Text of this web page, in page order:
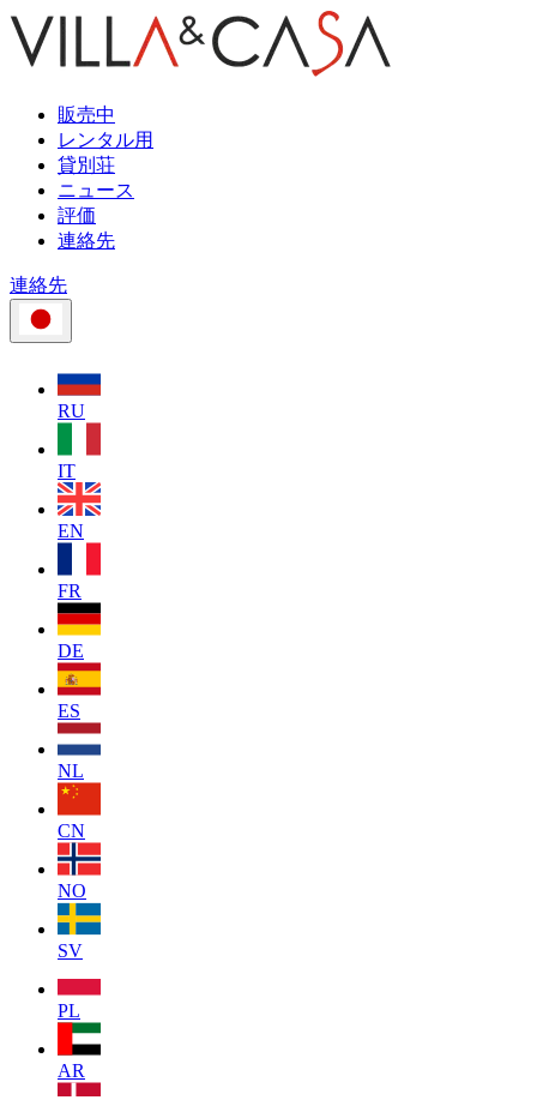
販売中
レンタル用
貸別荘
ニュース
評価
連絡先
連絡先
RU
IT
EN
FR
DE
ES
NL
CN
NO
SV
PL
AR